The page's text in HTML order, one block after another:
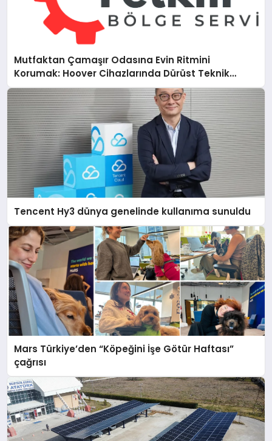
Mutfaktan Çamaşır Odasına Evin Ritmini
Korumak: Hoover Cihazlarında Dürüst Teknik
Destek Deneyimi
Tencent Hy3 dünya genelinde kullanıma sunuldu
Mars Türkiye’den “Köpeğini İşe Götür Haftası”
çağrısı